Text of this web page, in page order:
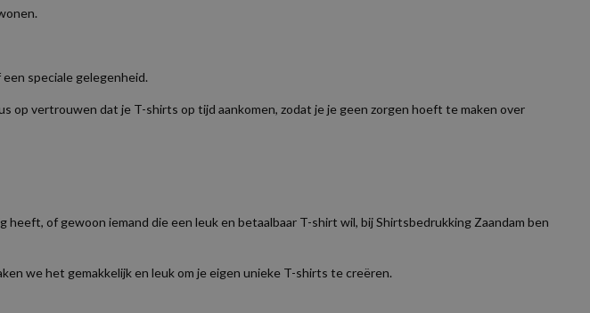
speciale gelegenheid.
op vertrouwen dat je T-shirts op tijd aankomen, zodat je je geen zorgen hoeft te maken over
of gewoon iemand die een leuk en betaalbaar T-shirt wil, bij Shirtsbedrukking Zaandam ben
we het gemakkelijk en leuk om je eigen unieke T-shirts te creëren.